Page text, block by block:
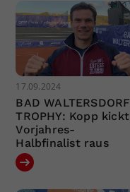
17.09.2024
BAD WALTERSDORF
TROPHY: Kopp kickt
Vorjahres-
Halbfinalist raus